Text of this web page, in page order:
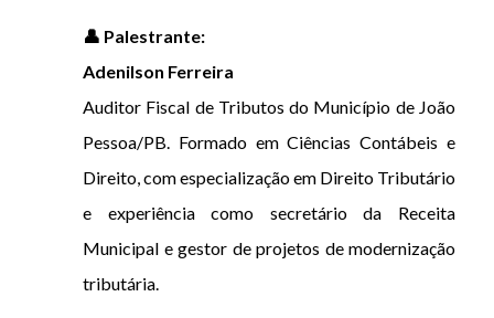
👤 Palestrante:
Adenilson Ferreira
Auditor Fiscal de Tributos do Município de João
Pessoa/PB. Formado em Ciências Contábeis e
Direito, com especialização em Direito Tributário
e experiência como secretário da Receita
Municipal e gestor de projetos de modernização
tributária.